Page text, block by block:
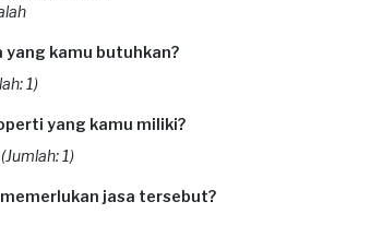
yang kamu butuhkan?
1)
yang kamu miliki?
1)
jasa tersebut?